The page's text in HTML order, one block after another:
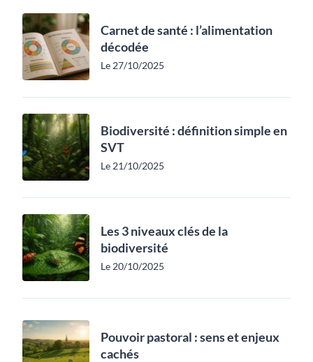
Carnet de santé : l’alimentation
décodée
Le 27/10/2025
Biodiversité : définition simple en
SVT
Le 21/10/2025
Les 3 niveaux clés de la
biodiversité
Le 20/10/2025
Pouvoir pastoral : sens et enjeux
cachés